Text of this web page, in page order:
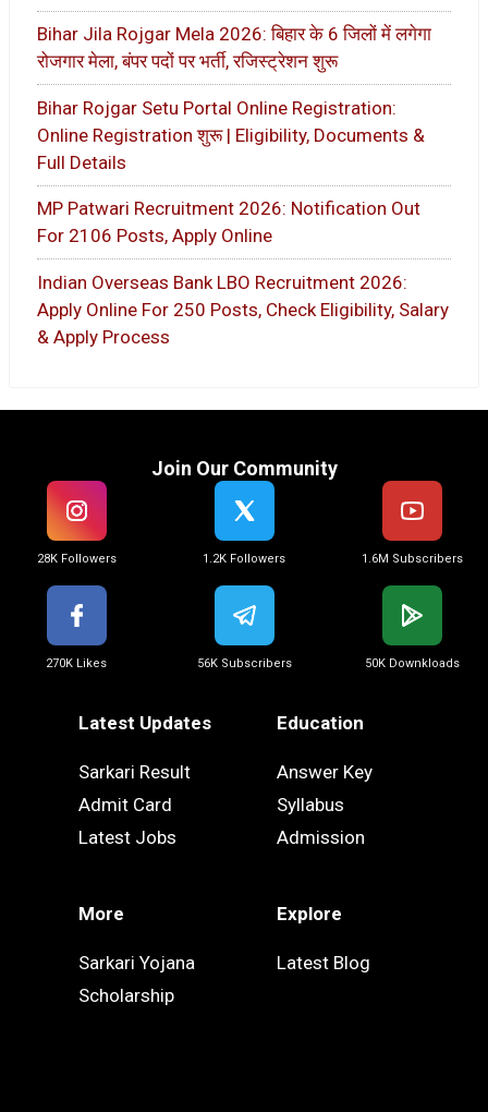
Bihar Jila Rojgar Mela 2026: बिहार के 6 जिलों में लगेगा
रोजगार मेला, बंपर पदों पर भर्ती, रजिस्ट्रेशन शुरू
Bihar Rojgar Setu Portal Online Registration:
Online Registration शुरू | Eligibility, Documents &
Full Details
MP Patwari Recruitment 2026: Notification Out
For 2106 Posts, Apply Online
Indian Overseas Bank LBO Recruitment 2026:
Apply Online For 250 Posts, Check Eligibility, Salary
& Apply Process
Join Our Community
28K Followers 1.2K Followers 1.6M Subscribers
270K Likes 56K Subscribers 50K Downkloads
Latest Updates
Sarkari Result
Admit Card
Latest Jobs
Education
Answer Key
Syllabus
Admission
More
Sarkari Yojana
Scholarship
Explore
Latest Blog